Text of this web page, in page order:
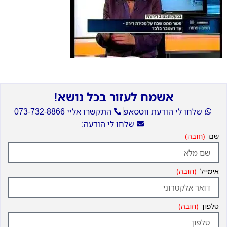
אשמח לעזור בכל נושא!
שלחו לי הודעת ווטסאפ
התקשרו אליי 073-732-8866
שלחו לי הודעה:
שם
אימייל
טלפון